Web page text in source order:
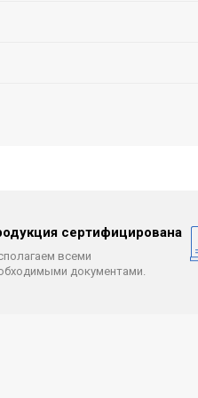
сертифицирована
всеми
документами.